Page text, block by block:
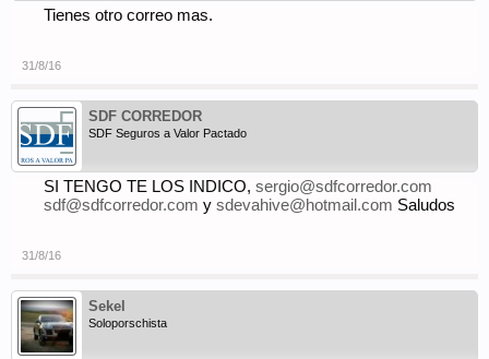
Tienes otro correo mas.
31/8/16
SDF CORREDOR
SDF Seguros a Valor Pactado
SI TENGO TE LOS INDICO, sergio@sdfcorredor.com
sdf@sdfcorredor.com y sdevahive@hotmail.com Saludos
31/8/16
Sekel
Soloporschista